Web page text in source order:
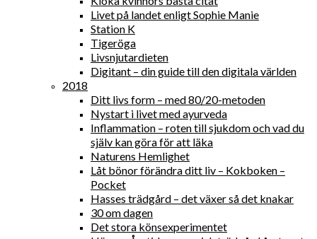
Livet på landet enligt Sophie Manie
Station K
Tigeröga
Livsnjutardieten
Digitant – din guide till den digitala världen
2018
Ditt livs form – med 80/20-metoden
Nystart i livet med ayurveda
Inflammation – roten till sjukdom och vad du
själv kan göra för att läka
Naturens Hemlighet
Låt bönor förändra ditt liv – Kokboken –
Pocket
Hasses trädgård – det växer så det knakar
30 om dagen
Det stora könsexperimentet